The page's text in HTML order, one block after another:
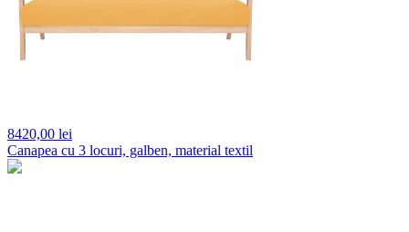
8420,00 lei
Canapea cu 3 locuri, galben, material textil